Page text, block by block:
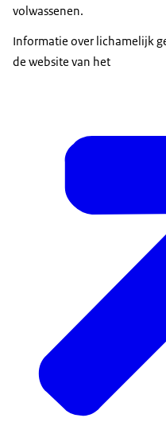
volwassenen.
Informatie over lichamelijk
de website van het